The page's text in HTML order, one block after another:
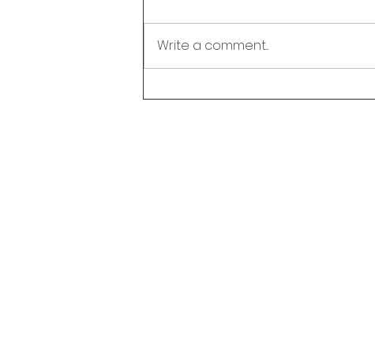
Write a comment...